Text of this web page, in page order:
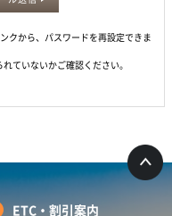
から、パスワードを再設定できま
ていないかご確認ください。
ETC・割引案内